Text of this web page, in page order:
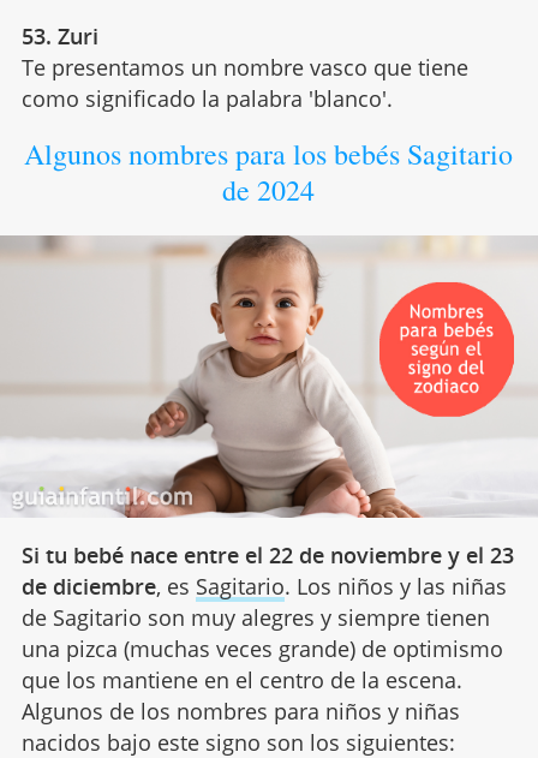
53. Zuri
Te presentamos un nombre vasco que tiene
como significado la palabra 'blanco'.
Algunos nombres para los bebés Sagitario
de 2024
Si tu bebé nace entre el 22 de noviembre y el 23
de diciembre, es Sagitario. Los niños y las niñas
de Sagitario son muy alegres y siempre tienen
una pizca (muchas veces grande) de optimismo
que los mantiene en el centro de la escena.
Algunos de los nombres para niños y niñas
nacidos bajo este signo son los siguientes: